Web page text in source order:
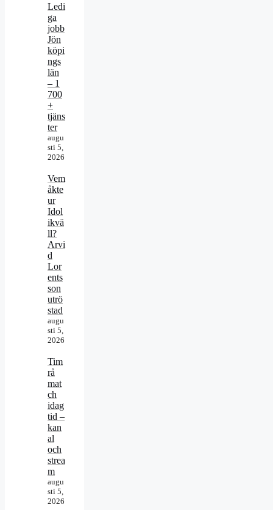
Ledi
ga
jobb
Jön
köpi
ngs
län
– 1
700
+
tjäns
ter
augu
sti 5,
2026
Vem
åkte
ur
Idol
ikvä
ll?
Arvi
d
Lor
ents
son
utrö
stad
augu
sti 5,
2026
Tim
rå
mat
ch
idag
tid –
kan
al
och
strea
m
augu
sti 5,
2026